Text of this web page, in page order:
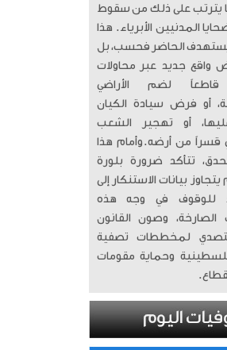
يترتب على ذلك من سقوط
المدنيين الأبرياء. ​ هذا
يستهدف الحاضر فحسب، بل
واقع جديد عبر محاولات
لضم الأراضي
أو فرض سيادة الكيان
أو تهجير الشعب
قسراً من أرضه. ​وأمام هذا
تتأكد ضرورة بلورة
بيانات الاستنكار إلى
للوقوف في وجه هذه
الصارخة، وصون القانون
لمخططات تصفية
وحماية مقومات